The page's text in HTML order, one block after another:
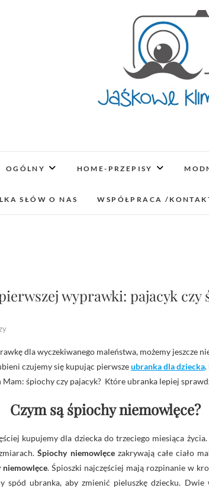
Jaśkowe
OPISUJEMY ŻYCIE. ZABAWA
OGÓLNY HOME-PRZEPISY
SŁÓW O NAS WSPÓŁPRACA /
wyprawki: pajacyk czy
czujemy się kupując pierwszeubranka dla dziecka.
śpiochy czy pajacyk? Które ubranka lepiej
Czym są śpiochy niemowlęce?
kupujemy dla dziecka do trzeciego miesiąca
Śpiochy niemowlęcezakrywają całe ciało
niemowlęce. Śpioszki najczęściej mają rozpinanie w
spód ubranka, aby zmienić pieluszkę dziecku.